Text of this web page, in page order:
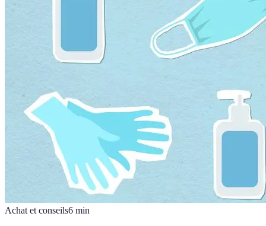
Achat et conseils6 min